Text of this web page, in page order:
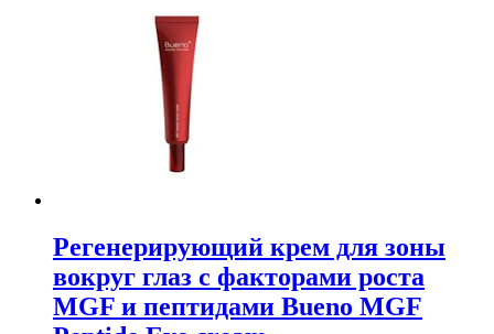
Регенерирующий крем для зоны
вокруг глаз с факторами роста
MGF и пептидами Bueno MGF